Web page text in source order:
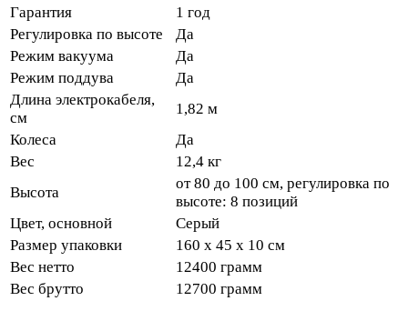
Гарантия
1 год
Регулировка по высоте
Да
Режим вакуума
Да
Режим поддува
Да
Длина электрокабеля,
см
1,82 м
Колеса
Да
Вес
12,4 кг
Высота
от 80 до 100 см, регулировка по
высоте: 8 позиций
Цвет, основной
Серый
Размер упаковки
160 х 45 х 10 см
Вес нетто
12400 грамм
Вес брутто
12700 грамм